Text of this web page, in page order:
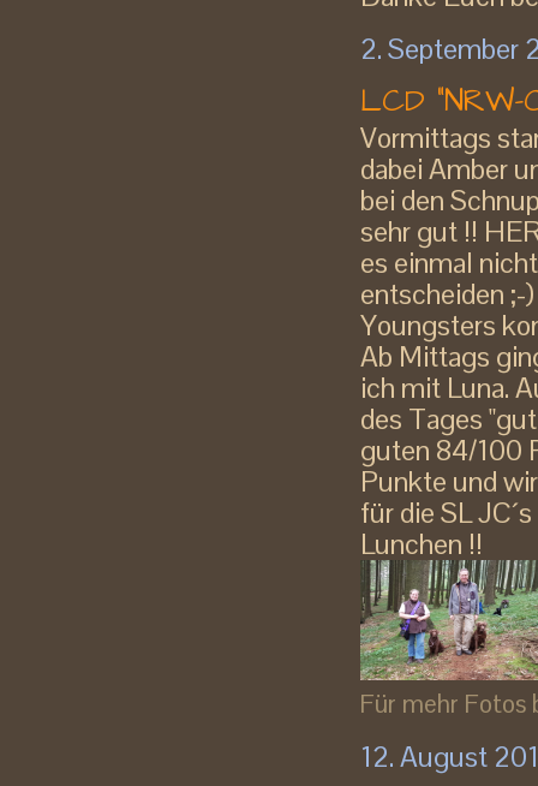
2. September
LCD
Vormittags
dabei Amber
bei den
sehr gut !!
es einmal
entscheiden ;-
Youngsters
Ab Mittags
ich mit Luna.
des Tages
guten 84/100
Punkte und
für die SL
Lunchen !!
Für mehr Fotos
12. August